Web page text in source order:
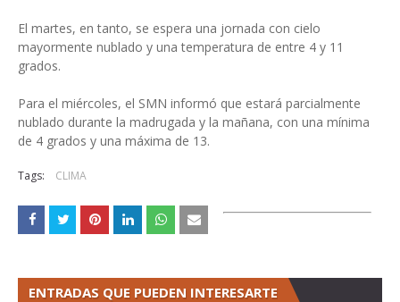
El martes, en tanto, se espera una jornada con cielo
mayormente nublado y una temperatura de entre 4 y 11
grados.
Para el miércoles, el SMN informó que estará parcialmente
nublado durante la madrugada y la mañana, con una mínima
de 4 grados y una máxima de 13.
Tags: CLIMA
ENTRADAS QUE PUEDEN INTERESARTE